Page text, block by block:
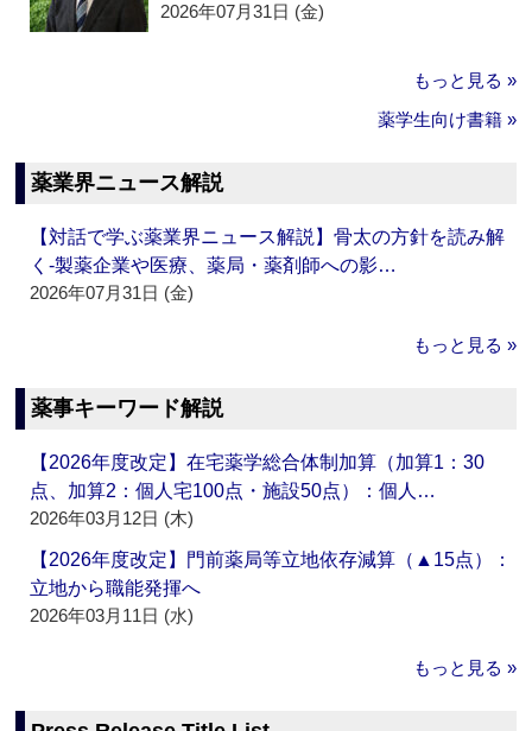
2026年07月31日 (金)
もっと見る »
薬学生向け書籍 »
薬業界ニュース解説
【対話で学ぶ薬業界ニュース解説】骨太の方針を読み解
く‐製薬企業や医療、薬局・薬剤師への影…
2026年07月31日 (金)
もっと見る »
薬事キーワード解説
【2026年度改定】在宅薬学総合体制加算（加算1：30
点、加算2：個人宅100点・施設50点）：個人…
2026年03月12日 (木)
【2026年度改定】門前薬局等立地依存減算（▲15点）：
立地から職能発揮へ
2026年03月11日 (水)
もっと見る »